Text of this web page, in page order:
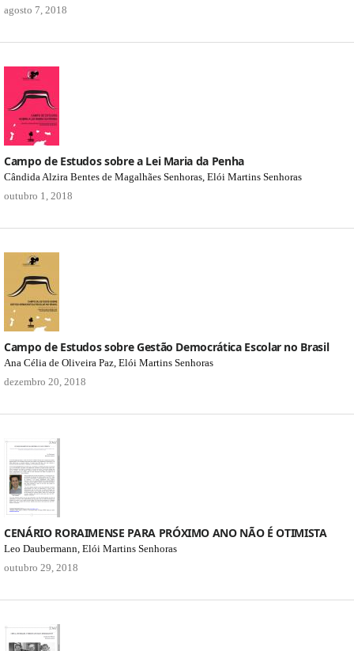
agosto 7, 2018
Campo de Estudos sobre a Lei Maria da Penha
Cândida Alzira Bentes de Magalhães Senhoras, Elói Martins Senhoras
outubro 1, 2018
Campo de Estudos sobre Gestão Democrática Escolar no Brasil
Ana Célia de Oliveira Paz, Elói Martins Senhoras
dezembro 20, 2018
CENÁRIO RORAIMENSE PARA PRÓXIMO ANO NÃO É OTIMISTA
Leo Daubermann, Elói Martins Senhoras
outubro 29, 2018